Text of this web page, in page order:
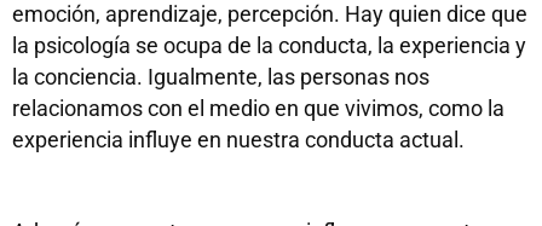
emoción, aprendizaje, percepción. Hay quien dice que
la psicología se ocupa de la conducta, la experiencia y
la conciencia. Igualmente, las personas nos
relacionamos con el medio en que vivimos, como la
experiencia influye en nuestra conducta actual.